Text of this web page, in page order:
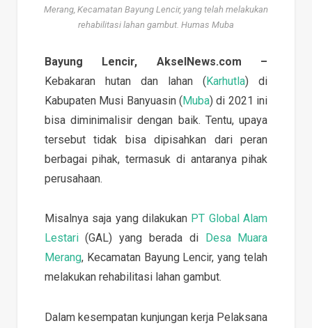
Merang, Kecamatan Bayung Lencir, yang telah melakukan
rehabilitasi lahan gambut. Humas Muba
Bayung Lencir, AkselNews.com –
Kebakaran hutan dan lahan (Karhutla) di
Kabupaten Musi Banyuasin (Muba) di 2021 ini
bisa diminimalisir dengan baik. Tentu, upaya
tersebut tidak bisa dipisahkan dari peran
berbagai pihak, termasuk di antaranya pihak
perusahaan.
Misalnya saja yang dilakukan PT Global Alam
Lestari(GAL) yang berada di
Desa Muara
Merang, Kecamatan Bayung Lencir, yang telah
melakukan rehabilitasi lahan gambut.
Dalam kesempatan kunjungan kerja Pelaksana